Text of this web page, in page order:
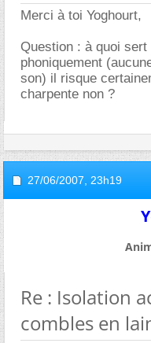
Merci à toi Yoghourt,
Question : à quoi
phoniquement
son) il risque
charpente non ?
27/06/2007, 23h19
Re : Isolation
combles en